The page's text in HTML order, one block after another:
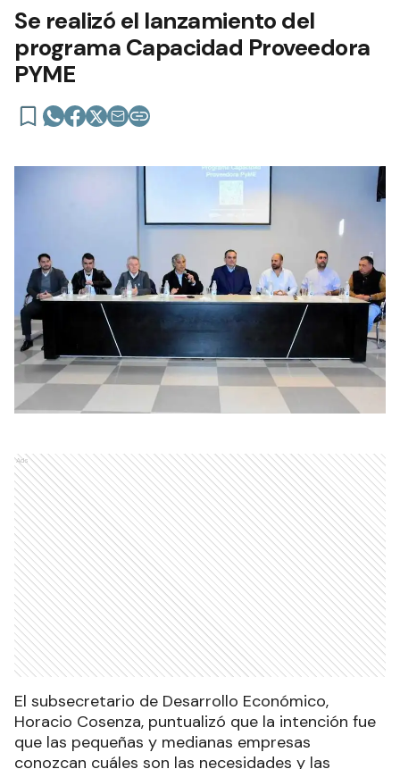
Se realizó el lanzamiento del
programa Capacidad Proveedora
PYME
Ads
El subsecretario de Desarrollo Económico,
Horacio Cosenza, puntualizó que la intención fue
que las pequeñas y medianas empresas
conozcan cuáles son las necesidades y las